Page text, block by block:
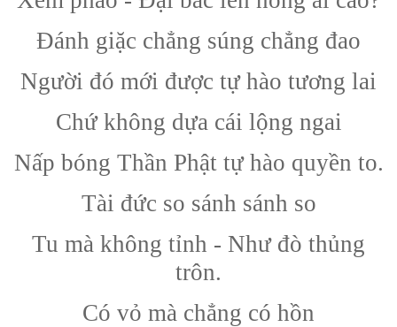
Đánh giặc chẳng súng chẳng đao
Người đó mới được tự hào tương lai
Chứ không dựa cái lộng ngai
Nấp bóng Thần Phật tự hào quyền to.
Tài đức so sánh sánh so
Tu mà không tỉnh - Như đò thủng
trôn.
Có vỏ mà chẳng có hồn